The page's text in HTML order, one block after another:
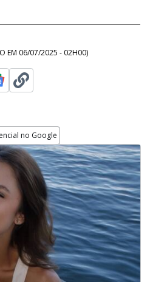
EM 06/07/2025 - 02H00)
no Google